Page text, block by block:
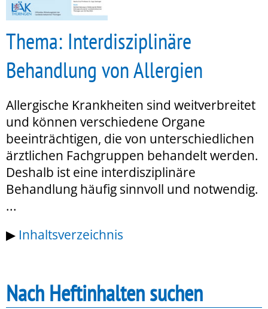
Thema: Interdisziplinäre
Behandlung von Allergien
Allergische Krankheiten sind weitverbreitet
und können verschiedene Organe
beeinträchtigen, die von unterschiedlichen
ärztlichen Fachgruppen behandelt werden.
Deshalb ist eine interdisziplinäre
Behandlung häufig sinnvoll und notwendig.
...
▶ Inhaltsverzeichnis
Nach Heftinhalten suchen